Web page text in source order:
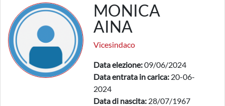
MONICA
AINA
Vicesindaco
Data elezione:09/06/2024
Data entrata in carica: 20-06-
2024
Data di nascita: 28/07/1967